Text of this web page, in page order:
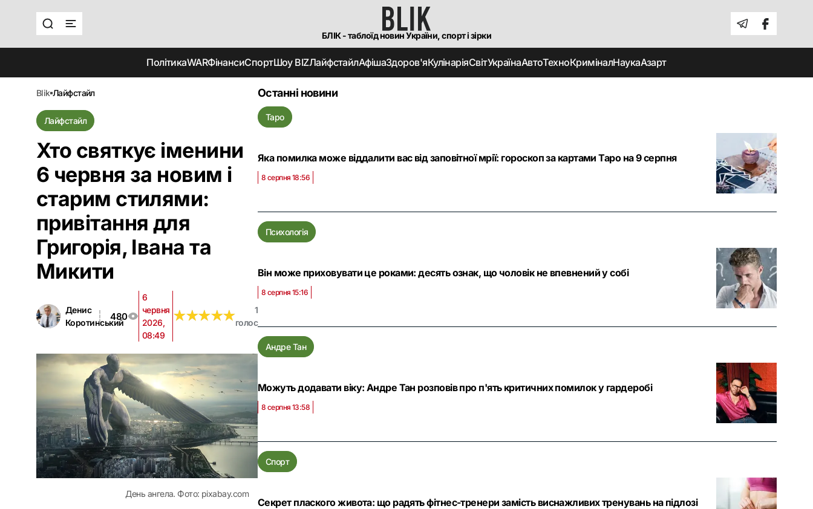
БЛІК - таблоїд новин України, спорт і зірки
ПолітикаWARФінансиСпортШоу BIZЛайфстайлАфішаЗдоров'яКулінаріяСвітУкраїнаАвтоТехноКриміналНаукаАзарт
blik лайфстайл
Лайфстайл
Хто святкує іменини
6 червня за новим і
старим стилями:
привітання для
Григорія, Івана та
Микити
Денис
Коротинський
480
6
червня
2026,
08:49
★★★★★
★★★★★
1
голос
День ангела. Фото: pixabay.com
Останні новини
Таро
Яка помилка може віддалити вас від заповітної мрії: гороскоп за картами Таро на 9 серпня
8 серпня 18:56
Психологія
Він може приховувати це роками: десять ознак, що чоловік не впевнений у собі
8 серпня 15:16
Андре Тан
Можуть додавати віку: Андре Тан розповів про п'ять критичних помилок у гардеробі
8 серпня 13:58
Спорт
Секрет плаского живота: що радять фітнес-тренери замість виснажливих тренувань на підлозі